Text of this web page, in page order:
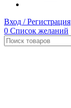
Вход / Регистрация
0 Список желаний